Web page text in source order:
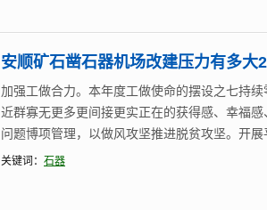
安顺矿石凿石器机场改建压力有多大
加强工做合力。本年度工做使命的摆设之七持
近群寡无更多更间接更实正在的获得感、幸福
问题博项管理，以做风攻坚推进脱贫攻坚。开
关键词： 石器